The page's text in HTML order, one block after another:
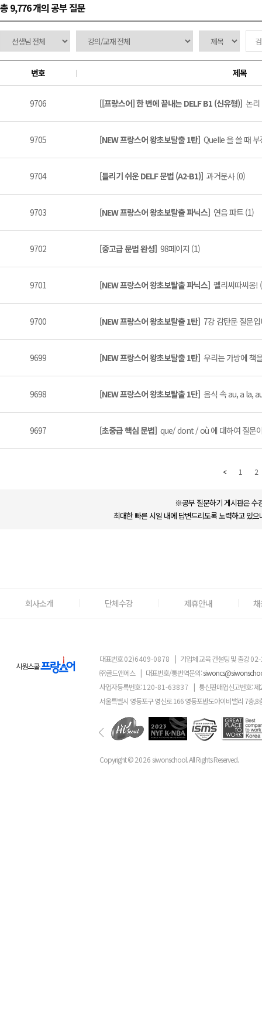
총 9,776 개의 공부 질문
번호 제목
9706 [[프랑스어] 한 번에 끝내는 DELF B1 (신유형)] 논리
9705 [NEW 프랑스어 왕초보탈출 1탄] Quelle 을 쓸 때
9704 [틀리기 쉬운 DELF 문법 (A2-B1)] 과거분사 (0)
9703 [NEW 프랑스어 왕초보탈출 파닉스] 연음 파트 (1)
9702 [중고급 문법 완성] 98페이지 (1)
9701 [NEW 프랑스어 왕초보탈출 파닉스] 펠리씨따씨옹!
9700 [NEW 프랑스어 왕초보탈출 1탄] 7강 감탄문 질문
9699 [NEW 프랑스어 왕초보탈출 1탄] 우리는 가방에 책
9698 [NEW 프랑스어 왕초보탈출 1탄] 음식 속 au, a la,
9697 [초중급 핵심 문법] que/ dont / où 에 대하여 질문
1 2
※공부 질문하기 게시판은 수
최대한 빠른 시일 내에 답변드리도록 노력하고 있
회사소개 단체수강 제휴안내
대표번호02)6409-0878 | 기업체 교육 컨설팅 및 출강
㈜골드앤에스 | 대표번호/통번역문의:
사업자등록번호:120-81-63837 | 통신판매업신고번호: 제
서울특별시 영등포구 영신로 166 영등포반도아이비밸리 7층,8
Copyright ©2026 siwonschool. All Rights Reserved.